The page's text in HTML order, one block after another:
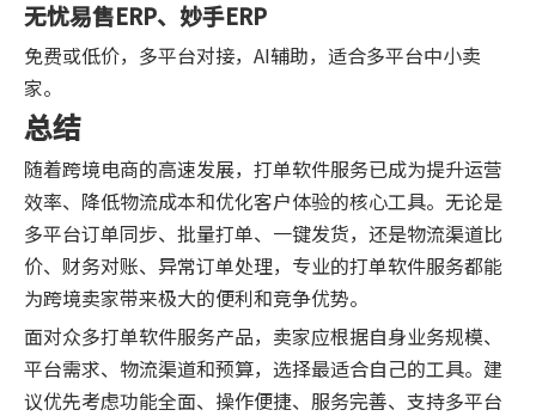
无忧易售ERP、妙手ERP
免费或低价，多平台对接，AI辅助，适合多平台中小卖
家。
总结
随着跨境电商的高速发展，打单软件服务已成为提升运营
效率、降低物流成本和优化客户体验的核心工具。无论是
多平台订单同步、批量打单、一键发货，还是物流渠道比
价、财务对账、异常订单处理，专业的打单软件服务都能
为跨境卖家带来极大的便利和竞争优势。
面对众多打单软件服务产品，卖家应根据自身业务规模、
平台需求、物流渠道和预算，选择最适合自己的工具。建
议优先考虑功能全面、操作便捷、服务完善、支持多平台